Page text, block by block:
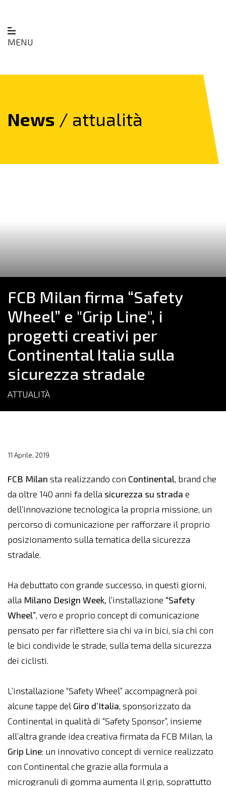
MENU
News / attualità
FCB Milan firma “Safety
Wheel” e "Grip Line", i
progetti creativi per
Continental Italia sulla
sicurezza stradale
ATTUALITÀ
11 Aprile, 2019
FCB Milan sta realizzando con Continental, brand che
da oltre 140 anni fa della sicurezza su strada e
dell’innovazione tecnologica la propria missione, un
percorso di comunicazione per rafforzare il proprio
posizionamento sulla tematica della sicurezza
stradale.
Ha debuttato con grande successo, in questi giorni,
alla Milano Design Week, l’installazione “Safety
Wheel”, vero e proprio concept di comunicazione
pensato per far riflettere sia chi va in bici, sia chi con
le bici condivide le strade, sulla tema della sicurezza
dei ciclisti.
L’installazione “Safety Wheel” accompagnerà poi
alcune tappe del Giro d’Italia, sponsorizzato da
Continental in qualità di “Safety Sponsor”, insieme
all’altra grande idea creativa firmata da FCB Milan, la
Grip Line: un innovativo concept di vernice realizzato
con Continental che grazie alla formula a
microgranuli di gomma aumenta il grip, soprattutto